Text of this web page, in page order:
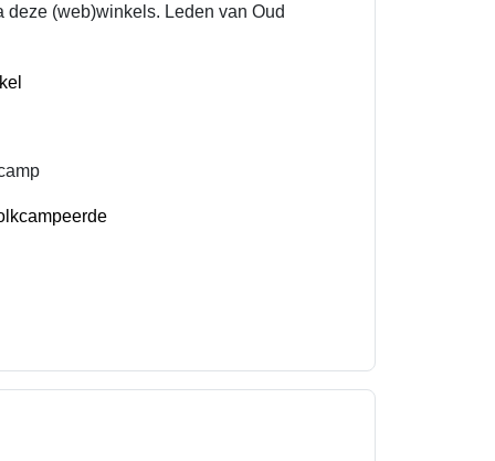
deze (web)winkels. Leden van Oud